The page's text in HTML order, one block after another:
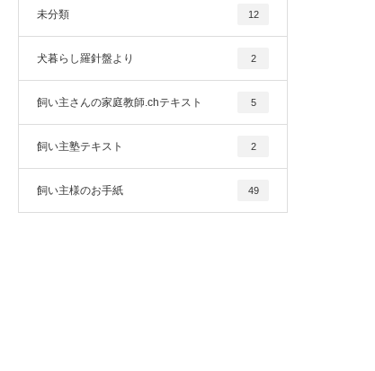
未分類 12
犬暮らし羅針盤より 2
飼い主さんの家庭教師.chテキスト 5
飼い主塾テキスト 2
飼い主様のお手紙 49